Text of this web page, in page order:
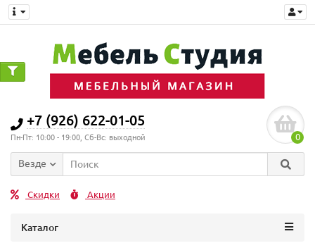
+7 (926) 622-01-05
Пн-Пт: 10:00 - 19:00, Сб-Вс: выходной 0
Везде
Скидки Акции
Каталог